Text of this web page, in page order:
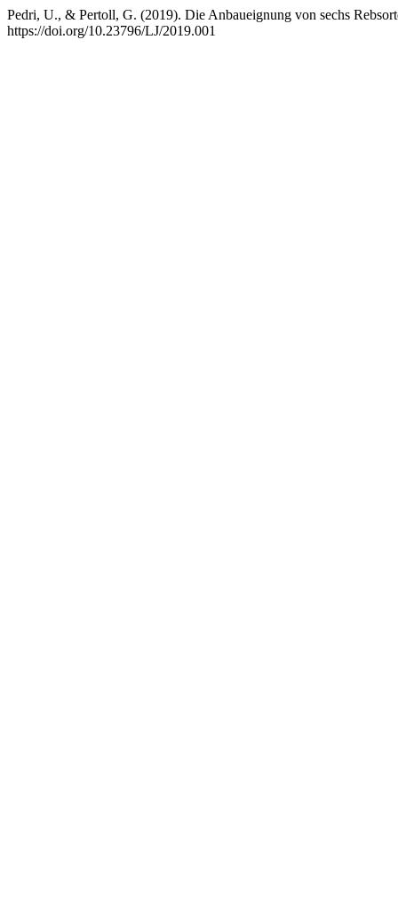
Pedri, U., & Pertoll, G. (2019). Die Anbaueignung von sechs
https://doi.org/10.23796/LJ/2019.001